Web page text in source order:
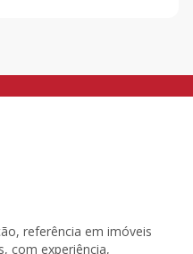
referência em imóveis
com experiência,